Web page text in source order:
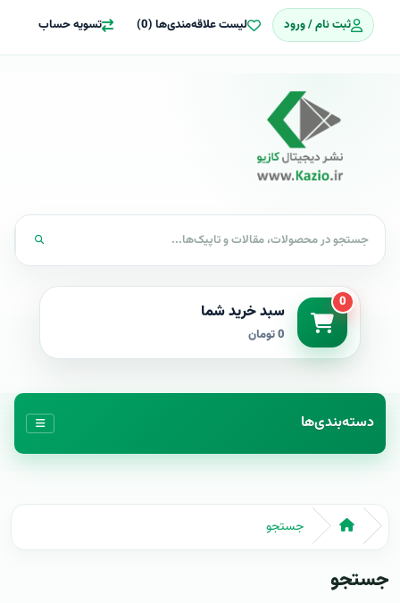
ثبت نام / ورود لیست علاقه‌مندی‌ها (0) تسویه حساب
0 سبد خرید شما
0 تومان
دسته‌بندی‌ها
جستجو
جستجو